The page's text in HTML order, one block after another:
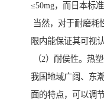
≤50mg，而日本标
当然，对于耐磨耗
限内能保证其可视
（2）耐侯性。热
我国地域广阔、东
面的特点，可以调